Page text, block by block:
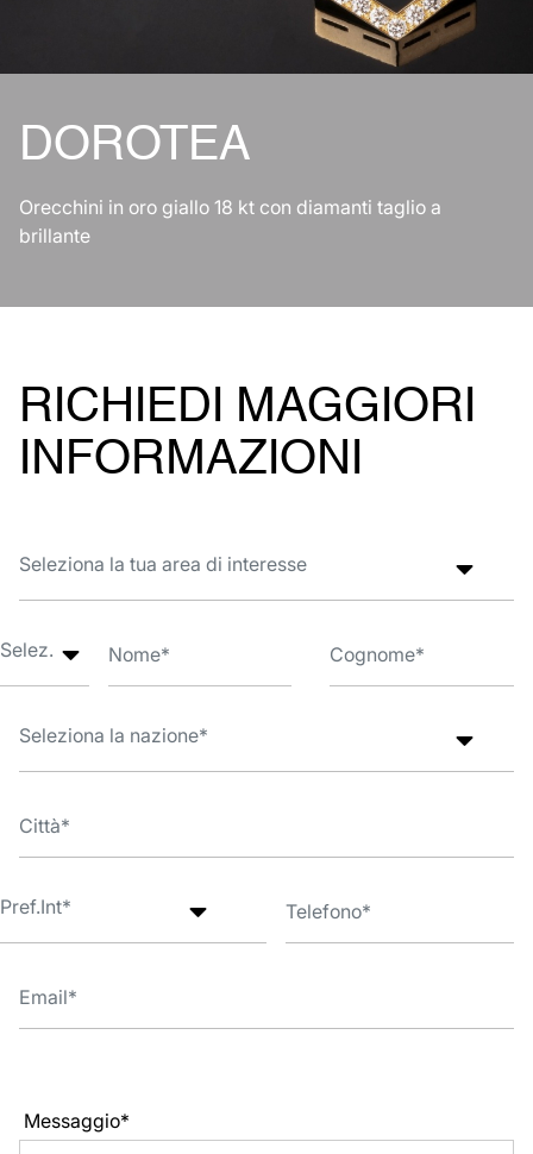
DOROTEA
Orecchini in oro giallo 18 kt con diamanti taglio a
brillante
RICHIEDI MAGGIORI
INFORMAZIONI
Messaggio*